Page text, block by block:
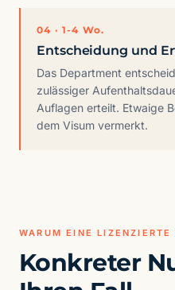
04 · 1-4 Wo.
Entscheidung und
Das Department
zulässiger
Auflagen erteilt. Etwaige
dem Visum vermerkt.
WARUM EINE LIZENZIERTE
Konkreter